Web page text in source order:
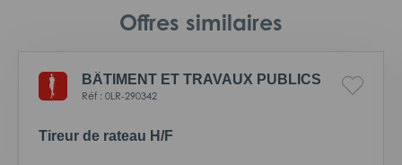
Offres similaires
BÂTIMENT ET TRAVAUX PUBLICS
Réf : 0LR-290342
Tireur de rateau H/F